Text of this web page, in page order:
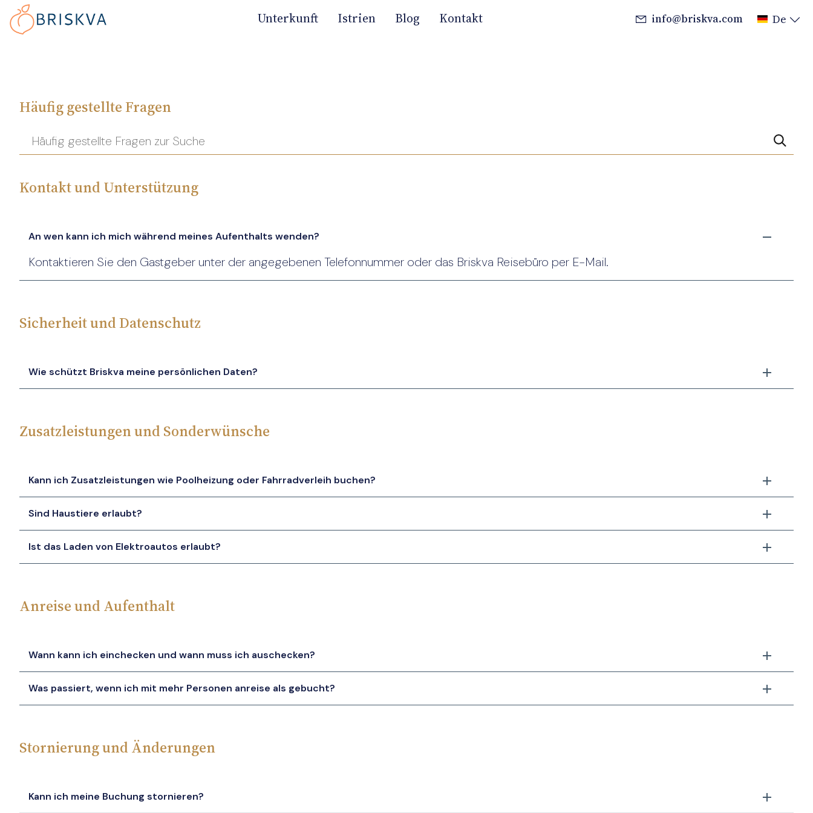
Unterkunft Istrien Blog Kontakt info@briskva.com De
Häufig gestellte Fragen
Search through FAQ items. Results will update as you type.
Kontakt und Unterstützung
An wen kann ich mich während meines Aufenthalts wenden?
Kontaktieren Sie den Gastgeber unter der angegebenen Telefonnummer oder das Briskva Reisebüro per E-Mail.
Sicherheit und Datenschutz
Wie schützt Briskva meine persönlichen Daten?
Zusatzleistungen und Sonderwünsche
Kann ich Zusatzleistungen wie Poolheizung oder Fahrradverleih buchen?
Sind Haustiere erlaubt?
Ist das Laden von Elektroautos erlaubt?
Anreise und Aufenthalt
Wann kann ich einchecken und wann muss ich auschecken?
Was passiert, wenn ich mit mehr Personen anreise als gebucht?
Stornierung und Änderungen
Kann ich meine Buchung stornieren?